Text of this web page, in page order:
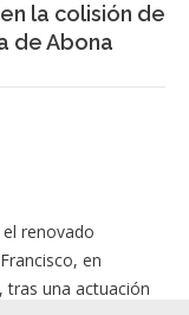
la colisión de
de Abona
renovado
en
tras una actuación